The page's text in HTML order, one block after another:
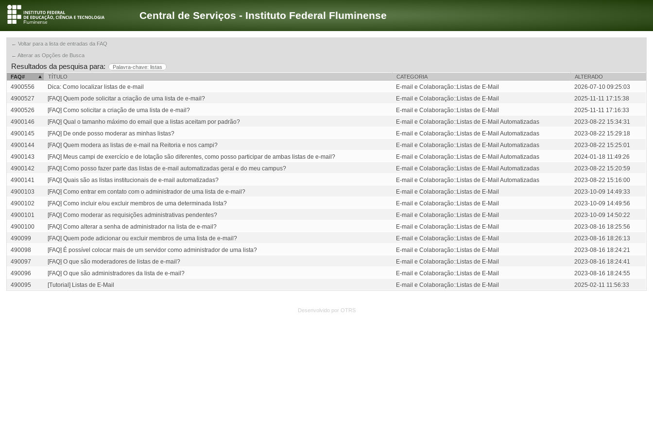
Central de Serviços - Instituto Federal Fluminense
← Voltar para a lista de entradas da FAQ
← Alterar as Opções de Busca
Resultados da pesquisa para:
Palavra-chave: listas
FAQ#
TÍTULO CATEGORIA ALTERADO
4900556 Dica: Como localizar listas de e-mail E-mail e Colaboração::Listas de E-Mail
2026-07-10 09:25:03
4900527
[FAQ] Quem pode solicitar a criação de uma lista de e-mail? E-mail e Colaboração::Listas de E-Mail
2025-11-11 17:15:38
4900526
[FAQ] Como solicitar a criação de uma lista de e-mail? E-mail e Colaboração::Listas de E-Mail
2025-11-11 17:16:33
4900146
[FAQ] Qual o tamanho máximo do email que a listas aceitam por padrão? E-mail e Colaboração::Listas de E-Mail Automatizadas
2023-08-22 15:34:31
4900145
[FAQ] De onde posso moderar as minhas listas? E-mail e Colaboração::Listas de E-Mail Automatizadas
2023-08-22 15:29:18
4900144
[FAQ] Quem modera as listas de e-mail na Reitoria e nos campi? E-mail e Colaboração::Listas de E-Mail Automatizadas
2023-08-22 15:25:01
4900143
[FAQ] Meus campi de exercício e de lotação são diferentes, como posso participar de ambas listas de e-mail? E-mail e Colaboração::Listas de E-Mail Automatizadas
2024-01-18 11:49:26
4900142
[FAQ] Como posso fazer parte das listas de e-mail automatizadas geral e do meu campus? E-mail e Colaboração::Listas de E-Mail Automatizadas
2023-08-22 15:20:59
4900141
[FAQ] Quais são as listas institucionais de e-mail automatizadas? E-mail e Colaboração::Listas de E-Mail Automatizadas
2023-08-22 15:16:00
4900103
[FAQ] Como entrar em contato com o administrador de uma lista de e-mail? E-mail e Colaboração::Listas de E-Mail
2023-10-09 14:49:33
4900102
[FAQ] Como incluir e/ou excluir membros de uma determinada lista? E-mail e Colaboração::Listas de E-Mail
2023-10-09 14:49:56
4900101
[FAQ] Como moderar as requisições administrativas pendentes? E-mail e Colaboração::Listas de E-Mail
2023-10-09 14:50:22
4900100
[FAQ] Como alterar a senha de administrador na lista de e-mail? E-mail e Colaboração::Listas de E-Mail
2023-08-16 18:25:56
490099
[FAQ] Quem pode adicionar ou excluir membros de uma lista de e-mail? E-mail e Colaboração::Listas de E-Mail
2023-08-16 18:26:13
490098
[FAQ] É possível colocar mais de um servidor como administrador de uma lista? E-mail e Colaboração::Listas de E-Mail
2023-08-16 18:24:21
490097
[FAQ] O que são moderadores de listas de e-mail? E-mail e Colaboração::Listas de E-Mail
2023-08-16 18:24:41
490096
[FAQ] O que são administradores da lista de e-mail? E-mail e Colaboração::Listas de E-Mail
2023-08-16 18:24:55
490095
[Tutorial] Listas de E-Mail E-mail e Colaboração::Listas de E-Mail 2025-02-11 11:56:33
Desenvolvido por OTRS